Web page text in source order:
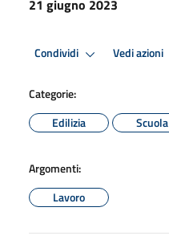
21 giugno 2023
Condividi Vedi azioni
Categorie:
Edilizia
Scuola
Argomenti:
Lavoro